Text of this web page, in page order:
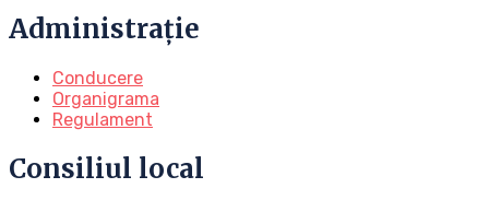
Administrație
Conducere
Organigrama
Regulament
Consiliul local